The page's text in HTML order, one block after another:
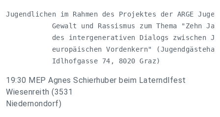
Jugendlichen im Rahmen des Projektes der ARGE
Gewalt und Rassismus zum Thema "Zehn
des intergenerativen Dialogs zwischen
europäischen Vordenkern"
           Idlhofgasse 74, 8020 Graz)
19:30 MEP Agnes Schierhuber beim Laterndlfest
Wiesenreith (3531
Niedernondorf)